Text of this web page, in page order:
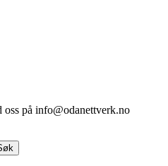
oss på info@odanettverk.no